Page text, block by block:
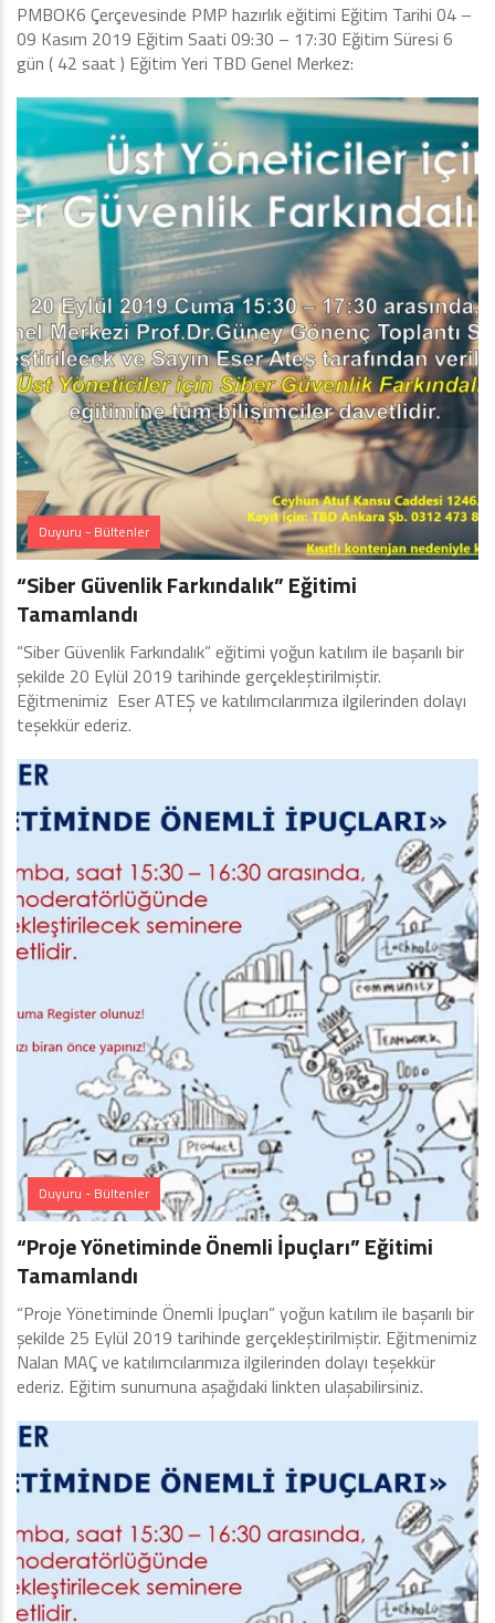
PMBOK6 Çerçevesinde PMP hazırlık eğitimi Eğitim Tarihi 04 –
09 Kasım 2019 Eğitim Saati 09:30 – 17:30 Eğitim Süresi 6
gün ( 42 saat ) Eğitim Yeri TBD Genel Merkez:
Duyuru - Bültenler
“Siber Güvenlik Farkındalık” Eğitimi
Tamamlandı
“Siber Güvenlik Farkındalık” eğitimi yoğun katılım ile başarılı bir
şekilde 20 Eylül 2019 tarihinde gerçekleştirilmiştir.
Eğitmenimiz Eser ATEŞ ve katılımcılarımıza ilgilerinden dolayı
teşekkür ederiz.
Duyuru - Bültenler
“Proje Yönetiminde Önemli İpuçları” Eğitimi
Tamamlandı
“Proje Yönetiminde Önemli İpuçları” yoğun katılım ile başarılı bir
şekilde 25 Eylül 2019 tarihinde gerçekleştirilmiştir. Eğitmenimiz
Nalan MAÇ ve katılımcılarımıza ilgilerinden dolayı teşekkür
ederiz. Eğitim sunumuna aşağıdaki linkten ulaşabilirsiniz.